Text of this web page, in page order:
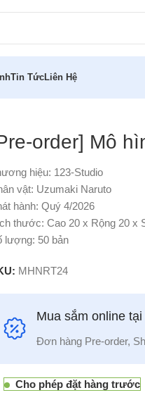
Tin TứcLiên Hệ
order] Mô
hiệu: 123-Studio
vật: Uzumaki Naruto
hành: Quý 4/2026
thước: Cao 20 x Rộng 20 x
lượng: 50 bản
MHNRT24
Mua sắm online
Đơn hàng Pre-order,
Cho phép đặt hàng trước